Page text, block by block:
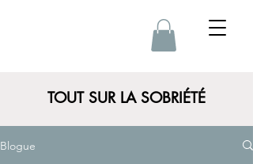
TOUT SUR LA SOBRIÉTÉ
Blogue